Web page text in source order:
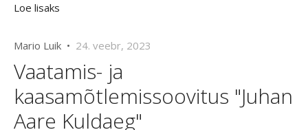
Loe lisaks
Mario Luik • 24. veebr, 2023
Vaatamis- ja
kaasamõtlemissoovitus "Juhan
Aare Kuldaeg"